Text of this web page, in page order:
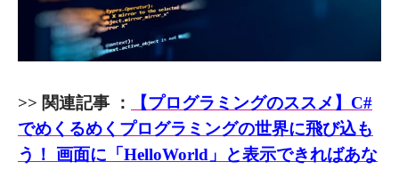
>> 関連記事 ：
【プログラミングのススメ】C#
でめくるめくプログラミングの世界に飛び込も
う！ 画面に「HelloWorld」と表示できればあな